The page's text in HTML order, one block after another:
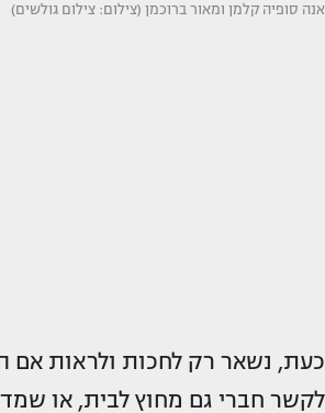
אנה סופיה קלמן ומאור ברוכמן (צילום: צילום גולשים)
כעת, נשאר רק לחכות ולראות אם
לקשר חברי גם מחוץ לבית, או